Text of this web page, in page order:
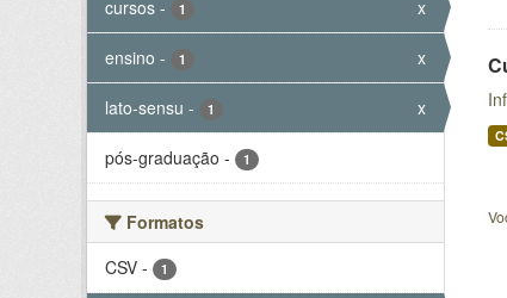
cursos - 1 x
ensino - 1 x
lato-sensu - 1 x
pós-graduação - 1
Formatos
CSV - 1